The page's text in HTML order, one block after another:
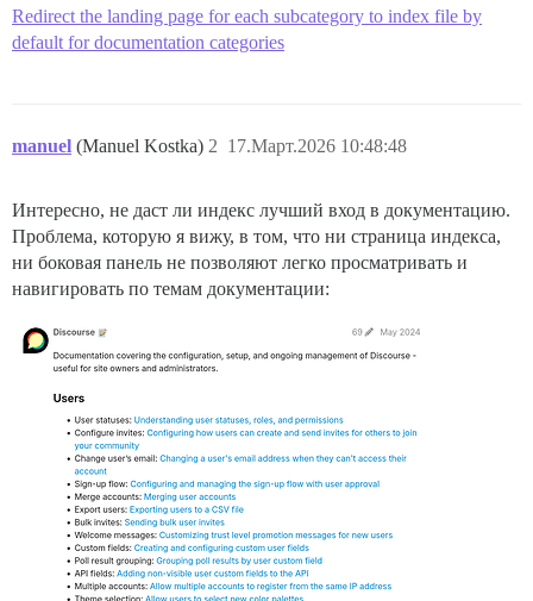
Redirect the landing page for each subcategory to index file by
default for documentation categories
manuel (Manuel Kostka) 17.Март.2026 10:48:48
2
Интересно, не даст ли индекс лучший вход в документацию.
Проблема, которую я вижу, в том, что ни страница индекса,
ни боковая панель не позволяют легко просматривать и
навигировать по темам документации: